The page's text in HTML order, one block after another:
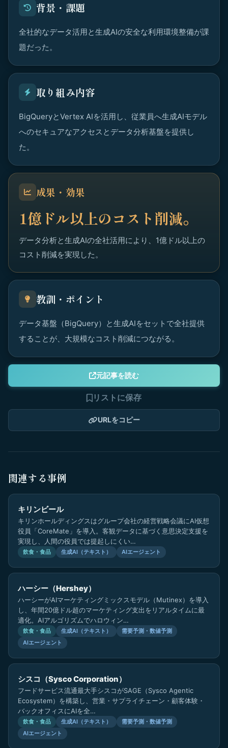
背景・課題
全社的なデータ活用と生成AIの安全な利用環境整備が課
題だった。
取り組み内容
BigQueryとVertex AIを活用し、従業員へ生成AIモデル
へのセキュアなアクセスとデータ分析基盤を提供し
た。
成果・効果
1億ドル以上のコスト削減。
データ分析と生成AIの全社活用により、1億ドル以上の
コスト削減を実現した。
教訓・ポイント
データ基盤（BigQuery）と生成AIをセットで全社提供
することが、大規模なコスト削減につながる。
元記事を読む
リストに保存
URLをコピー
関連する事例
キリンビール
キリンホールディングスはグループ会社の経営戦略会議にAI仮想
役員「CoreMate」を導入。客観データに基づく意思決定支援を
実現し、人間の役員では提起しにくい…
飲食・食品 生成AI（テキスト） AIエージェント
ハーシー（Hershey）
ハーシーがAIマーケティングミックスモデル（Mutinex）を導入
し、年間20億ドル超のマーケティング支出をリアルタイムに最
適化。AIアルゴリズムでハロウィン…
飲食・食品 生成AI（テキスト）
需要予測・数値予測
AIエージェント
シスコ（Sysco Corporation）
フードサービス流通最大手シスコがSAGE（Sysco Agentic
Ecosystem）を構築し、営業・サプライチェーン・顧客体験・
バックオフィスにAIを全…
飲食・食品 生成AI（テキスト）
需要予測・数値予測
AIエージェント